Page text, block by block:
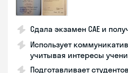
Сдала экзамен CAE и
Использует
учитывая интересы
Подготавливает